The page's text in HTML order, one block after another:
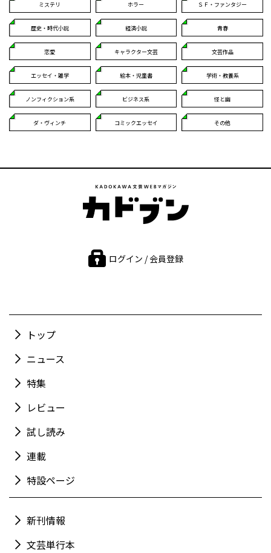
ミステリ ホラー ＳＦ・ファンタジー
歴史・時代小説 経済小説 青春
恋愛 キャラクター文芸 文芸作品
エッセイ・雑学 絵本・児童書 学術・教養系
ノンフィクション系 ビジネス系 怪と幽
ダ・ヴィンチ コミックエッセイ その他
ログイン / 会員登録
トップ
ニュース
特集
レビュー
試し読み
連載
特設ページ
新刊情報
文芸単行本